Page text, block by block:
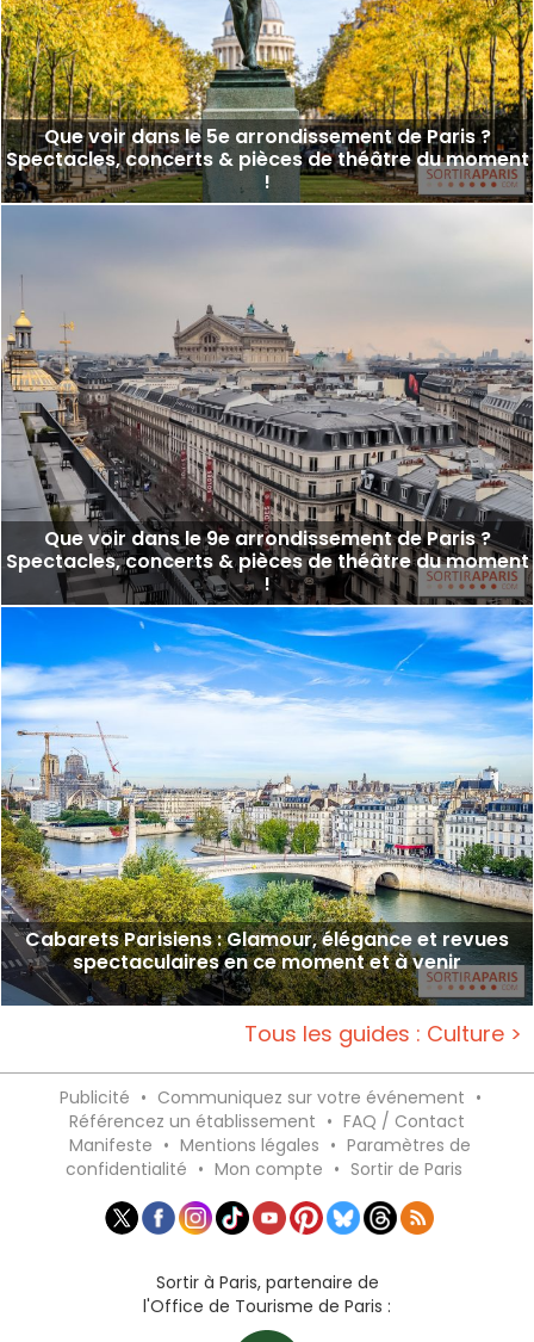
Que voir dans le 5e arrondissement de Paris ?
Spectacles, concerts & pièces de théâtre du moment
!
Que voir dans le 9e arrondissement de Paris ?
Spectacles, concerts & pièces de théâtre du moment
!
Cabarets Parisiens : Glamour, élégance et revues
spectaculaires en ce moment et à venir
Tous les guides : Culture >
Publicité • Communiquez sur votre événement •
Référencez un établissement • FAQ / Contact
Manifeste • Mentions légales • Paramètres de
confidentialité • Mon compte • Sortir de Paris
Sortir à Paris, partenaire de
l'Office de Tourisme de Paris :